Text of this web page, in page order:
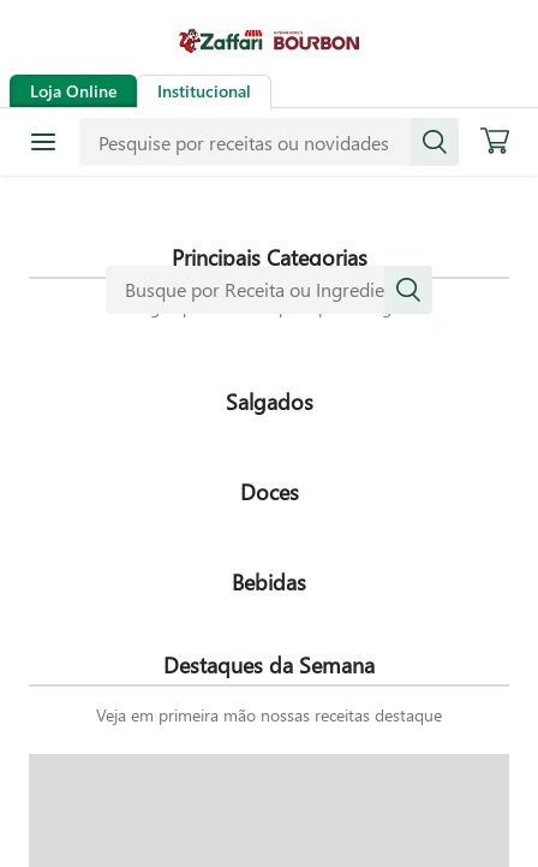
Loja Online Institucional
Receitas
Mais de mil receitas
Principais Categorias
Navegue pelas nossas principais categorias
Salgados
Doces
Bebidas
Destaques da Semana
Veja em primeira mão nossas receitas destaque